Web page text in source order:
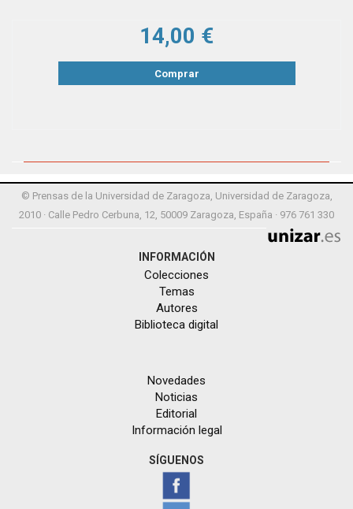
14,00 €
Comprar
© Prensas de la Universidad de Zaragoza, Universidad de Zaragoza,
2010 · Calle Pedro Cerbuna, 12, 50009 Zaragoza, España · 976 761 330
INFORMACIÓN
Colecciones
Temas
Autores
Biblioteca digital
Novedades
Noticias
Editorial
Información legal
SÍGUENOS